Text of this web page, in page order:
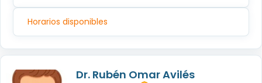
Horarios disponibles
Dr. Rubén Omar Avilés